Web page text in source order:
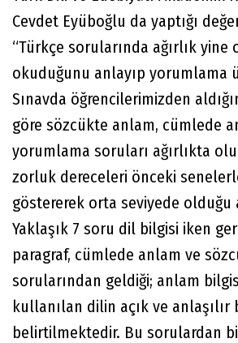
Cevdet Eyüboğlu da yaptığı
“Türkçe sorularında ağırlık yine
okuduğunu anlayıp yorumlama
Sınavda öğrencilerimizden
göre sözcükte anlam, cümlede
yorumlama soruları ağırlıkta
zorluk dereceleri önceki
göstererek orta seviyede olduğu
Yaklaşık 7 soru dil bilgisi iken
paragraf, cümlede anlam ve
sorularından geldiği; anlam
kullanılan dilin açık ve
belirtilmektedir. Bu sorulardan